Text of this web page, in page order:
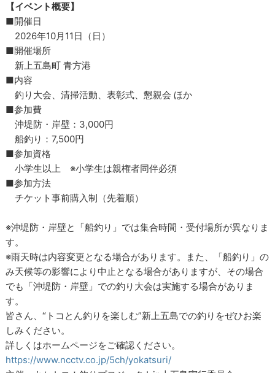
【イベント概要】
■開催日
2026年10月11日（日）
■開催場所
新上五島町 青方港
■内容
釣り大会、清掃活動、表彰式、懇親会 ほか
■参加費
沖堤防・岸壁：3,000円
船釣り：7,500円
■参加資格
小学生以上 ※小学生は親権者同伴必須
■参加方法
チケット事前購入制（先着順）
※沖堤防・岸壁と「船釣り」では集合時間・受付場所が異なりま
す。
※雨天時は内容変更となる場合があります。また、「船釣り」の
み天候等の影響により中止となる場合がありますが、その場合
でも「沖堤防・岸壁」での釣り大会は実施する場合がありま
す。
皆さん、“トコとん釣りを楽しむ”新上五島での釣りをぜひお楽
しみください。
詳しくはホームページをご確認ください。
https://www.ncctv.co.jp/5ch/yokatsuri/